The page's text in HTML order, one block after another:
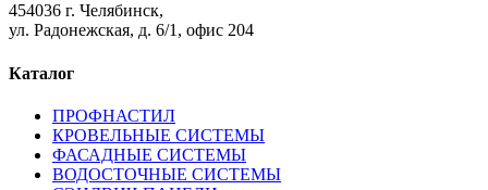
454036 г. Челябинск,
ул. Радонежская, д. 6/1, офис 204
Каталог
ПРОФНАСТИЛ
КРОВЕЛЬНЫЕ СИСТЕМЫ
ФАСАДНЫЕ СИСТЕМЫ
ВОДОСТОЧНЫЕ СИСТЕМЫ